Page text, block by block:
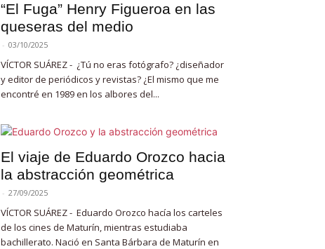
“El Fuga” Henry Figueroa en las
queseras del medio
- 03/10/2025
VÍCTOR SUÁREZ - ¿Tú no eras fotógrafo? ¿diseñador
y editor de periódicos y revistas? ¿El mismo que me
encontré en 1989 en los albores del...
El viaje de Eduardo Orozco hacia
la abstracción geométrica
- 27/09/2025
VÍCTOR SUÁREZ - Eduardo Orozco hacía los carteles
de los cines de Maturín, mientras estudiaba
bachillerato. Nació en Santa Bárbara de Maturín en